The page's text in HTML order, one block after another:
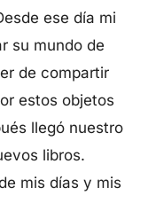
ese día mi
su mundo de
de compartir
estos objetos
llegó nuestro
libros.
mis días y mis